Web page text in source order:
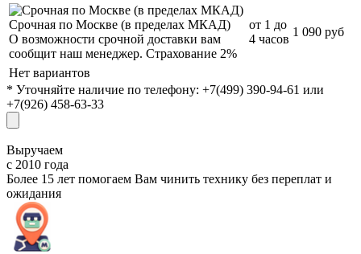
Срочная по Москве (в пределах МКАД)
О возможности срочной доставки вам
сообщит наш менеджер. Страхование 2%
от 1 до
4 часов
1 090 руб
Нет вариантов
* Уточняйте наличие по телефону: +7(499) 390-94-61 или
+7(926) 458-63-33
Выручаем
с 2010 года
Более 15 лет помогаем Вам чинить технику без переплат и
ожидания